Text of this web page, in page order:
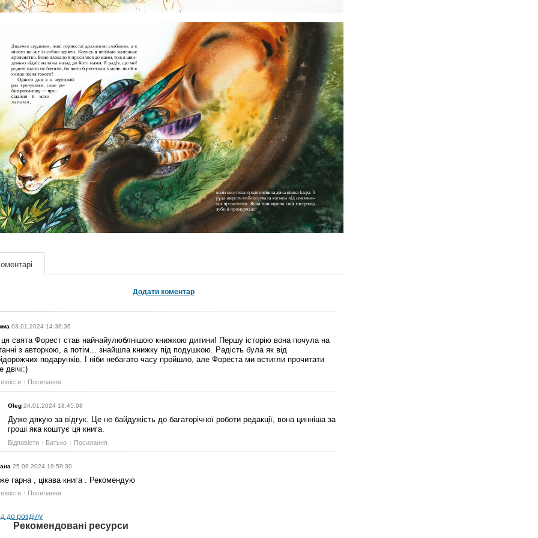
Додати коментар
03.01.2024 14:36:36
свята Форест став найнайулюблнішою книжкою дитини! Першу історію вона почула на
з авторкою, а потім... знайшла книжку під подушкою. Радість була як від
подарунків. І ніби небагато часу пройшло, але Фореста ми встигли прочитати
двічі:)
Посилання
Oleg 24.01.2024 18:45:08
Дуже дякую за відгук. Це не байдужість до багаторічної роботи редакції, вона цинніша за
гроші яка коштує ця книга.
Відповісти Батько Посилання
25.09.2024 19:59:30
гарна , цікава книга . Рекомендую
Посилання
до розділу
Рекомендовані ресурси